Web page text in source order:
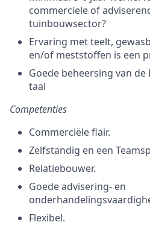
commerciele of
tuinbouwsector?
Ervaring met teelt,
en/of meststoffen is een
Goede beheersing van
taal
Competenties
Commerciële flair.
Zelfstandig en een
Relatiebouwer.
Goede advisering- en
Flexibel.